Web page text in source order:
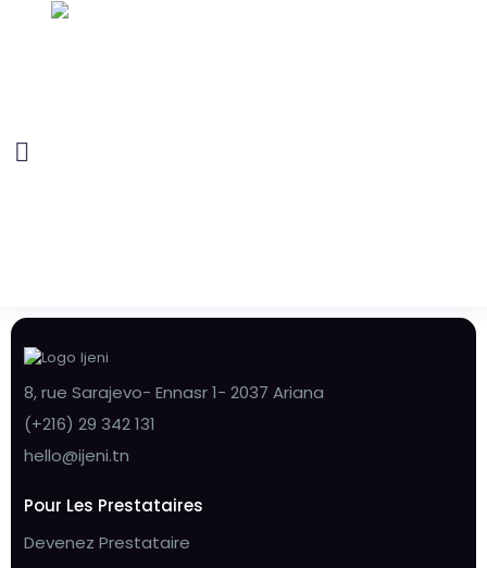
8, rue Sarajevo- Ennasr 1- 2037 Ariana
(+216) 29 342 131
hello@ijeni.tn
Pour Les Prestataires
Devenez Prestataire